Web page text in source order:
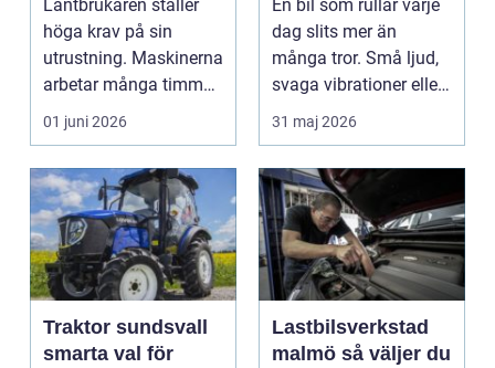
Lantbrukaren ställer
höga krav på sin
utrustning. Maskinerna
arbetar många timmar,
ofta i tuff miljö...
01 juni 2026
En bil som rullar varje
dag slits mer än
många tror. Små ljud,
svaga vibrationer eller
en varningsla...
31 maj 2026
Traktor sundsvall
smarta val för
Lastbilsverkstad
malmö så väljer du